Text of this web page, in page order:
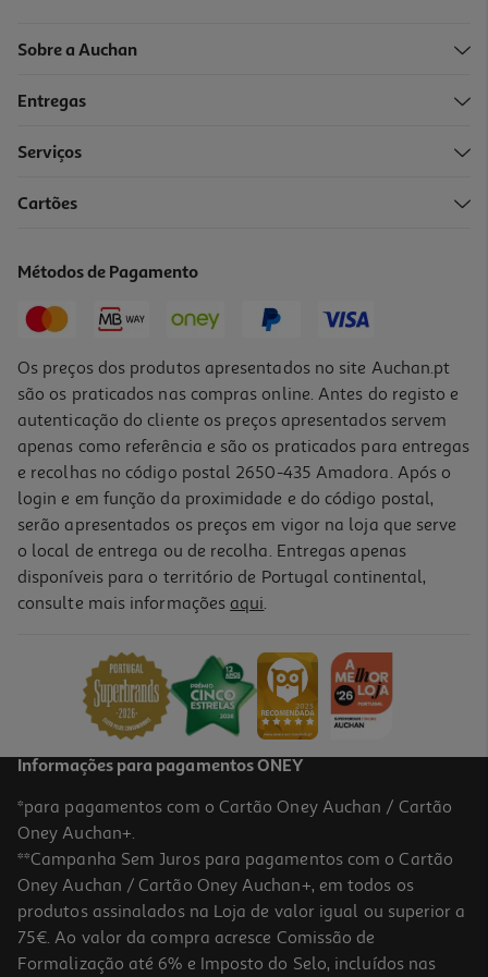
Jogo Mortal Kombat 1 Ps5
39,99 €
Sobre a Auchan
Entregas
Serviços
Cartões
Métodos de Pagamento
Os preços dos produtos apresentados no site Auchan.pt
são os praticados nas compras online. Antes do registo e
autenticação do cliente os preços apresentados servem
apenas como referência e são os praticados para entregas
e recolhas no código postal 2650-435 Amadora. Após o
login e em função da proximidade e do código postal,
serão apresentados os preços em vigor na loja que serve
o local de entrega ou de recolha. Entregas apenas
disponíveis para o território de Portugal continental,
consulte mais informações aqui.
Informações para pagamentos ONEY
*para pagamentos com o Cartão Oney Auchan / Cartão
Oney Auchan+.
**Campanha Sem Juros para pagamentos com o Cartão
Oney Auchan / Cartão Oney Auchan+, em todos os
produtos assinalados na Loja de valor igual ou superior a
75€. Ao valor da compra acresce Comissão de
Formalização até 6% e Imposto do Selo, incluídos nas